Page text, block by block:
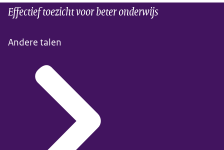
Effectief toezicht voor beter onderwijs
Andere talen